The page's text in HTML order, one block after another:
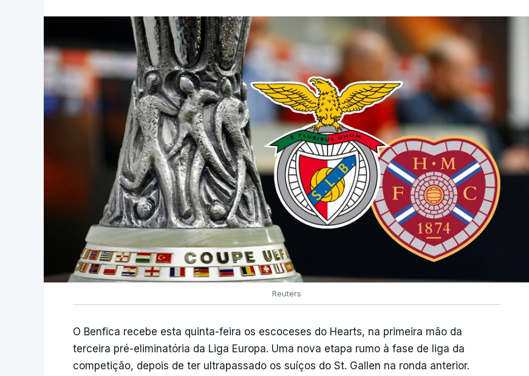
Reuters
O Benfica recebe esta quinta-feira os escoceses do Hearts, na primeira mão da
terceira pré-eliminatória da Liga Europa. Uma nova etapa rumo à fase de liga da
competição, depois de ter ultrapassado os suíços do St. Gallen na ronda anterior.